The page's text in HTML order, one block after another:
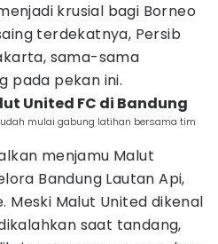
krusial bagi Borneo
terdekatnya, Persib
sama-sama
pada pekan ini.
United FC di Bandung
mulai gabung latihan bersama tim
menjamu Malut
Bandung Lautan Api,
Malut United dikenal
saat tandang,